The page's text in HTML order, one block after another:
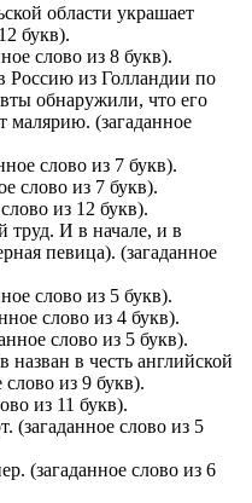
области украшает
букв).
слово из 8 букв).
Россию из Голландии по
обнаружили, что его
малярию. (загаданное
слово из 7 букв).
слово из 7 букв).
из 12 букв).
труд. И в начале, и в
певица). (загаданное
слово из 5 букв).
слово из 4 букв).
слово из 5 букв).
в честь английской
из 9 букв).
из 11 букв).
(загаданное слово из 5
(загаданное слово из 6